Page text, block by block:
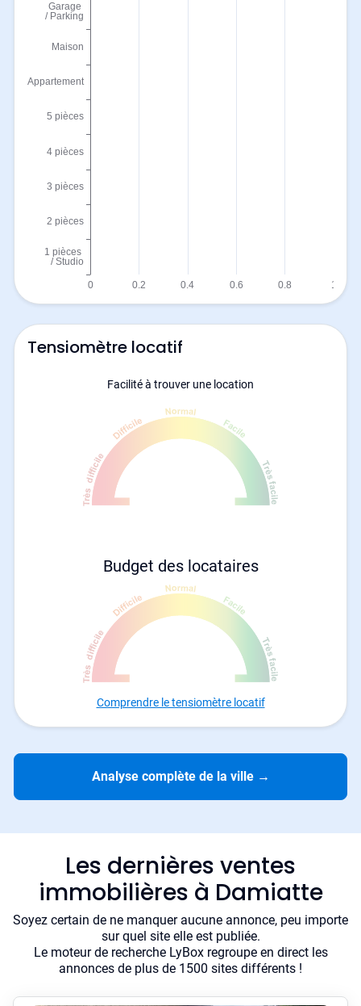
Tensiomètre locatif
Facilité à trouver une location
Budget des locataires
Comprendre le tensiomètre locatif
Analyse complète de la ville →
Les dernières ventes
immobilières à Damiatte
Soyez certain de ne manquer aucune annonce, peu importe
sur quel site elle est publiée.
Le moteur de recherche LyBox regroupe en direct les
annonces de plus de 1500 sites différents !